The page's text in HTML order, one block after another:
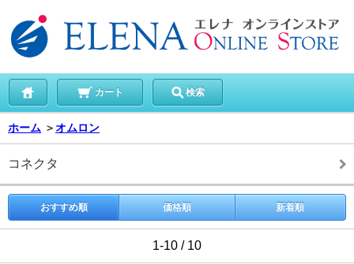
カート 検索
ホーム ＞オムロン
コネクタ
おすすめ順 価格順 新着順
1-10 / 10